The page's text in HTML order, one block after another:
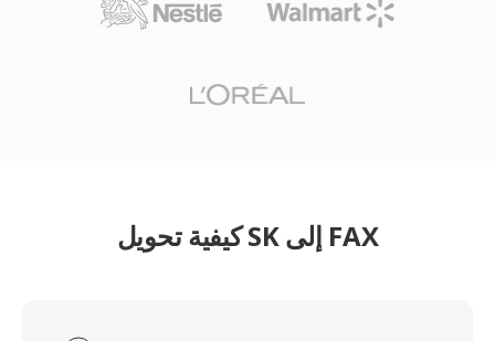
كيفية تحويل SK إلى FAX